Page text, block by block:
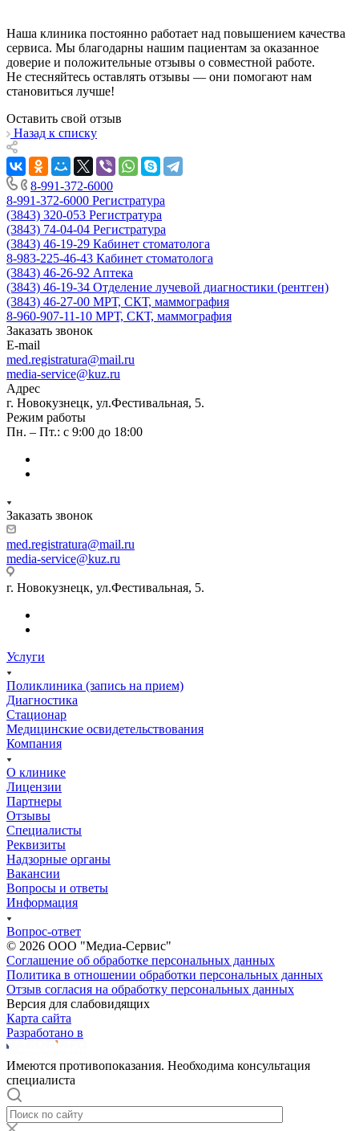
Наша клиника постоянно работает над повышением качества
сервиса. Мы благодарны нашим пациентам за оказанное
доверие и положительные отзывы о совместной работе.
Не стесняйтесь оставлять отзывы — они помогают нам
становиться лучше!
Оставить свой отзыв
Назад к списку
8-991-372-6000
8-991-372-6000 Регистратура
(3843) 320-053 Регистратура
(3843) 74-04-04 Регистратура
(3843) 46-19-29 Кабинет стоматолога
8-983-225-46-43 Кабинет стоматолога
(3843) 46-26-92 Аптека
(3843) 46-19-34 Отделение лучевой диагностики (рентген)
(3843) 46-27-00 МРТ, СКТ, маммография
8-960-907-11-10 МРТ, СКТ, маммография
Заказать звонок
E-mail
med.registratura@mail.ru
media-service@kuz.ru
Адрес
г. Новокузнецк, ул.Фестивальная, 5.
Режим работы
Пн. – Пт.: с 9:00 до 18:00
Заказать звонок
med.registratura@mail.ru
media-service@kuz.ru
г. Новокузнецк, ул.Фестивальная, 5.
Услуги
Поликлиника (запись на прием)
Диагностика
Стационар
Медицинские освидетельствования
Компания
О клинике
Лицензии
Партнеры
Отзывы
Специалисты
Реквизиты
Надзорные органы
Вакансии
Вопросы и ответы
Информация
Вопрос-ответ
© 2026 ООО "Медиа-Сервис"
Соглашение об обработке персональных данных
Политика в отношении обработки персональных данных
Отзыв согласия на обработку персональных данных
Версия для слабовидящих
Карта сайта
Разработано в
Имеются противопоказания. Необходима консультация
специалиста